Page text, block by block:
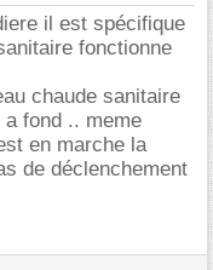
il est spécifique
fonctionne
chaude sanitaire
fond .. meme
en marche la
de déclenchement